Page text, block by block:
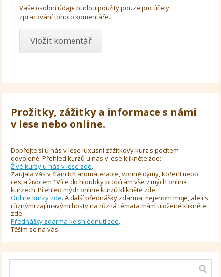
Vaše osobní údaje budou použity pouze pro účely
zpracování tohoto komentáře.
Prožitky, zážitky a informace s námi
v lese nebo online.
Dopřejte si u nás v lese luxusní zážitkový kurz s pocitem
dovolené. Přehled kurzů u nás v lese klikněte zde:
Živé kurzy u nás v lese zde.
Zaujala vás v článcích aromaterapie, vonné dýmy, koření nebo
cesta životem? Více do hloubky probírám vše v mých online
kurzech. Přehled mých online kurzů klikněte zde:
Online kurzy zde. A další přednášky zdarma, nejenom moje, ale i s
různými zajímavými hosty na různá témata mám uložené klikněte
zde:
Přednášky zdarma ke shlédnutí zde.
Těším se na vás.